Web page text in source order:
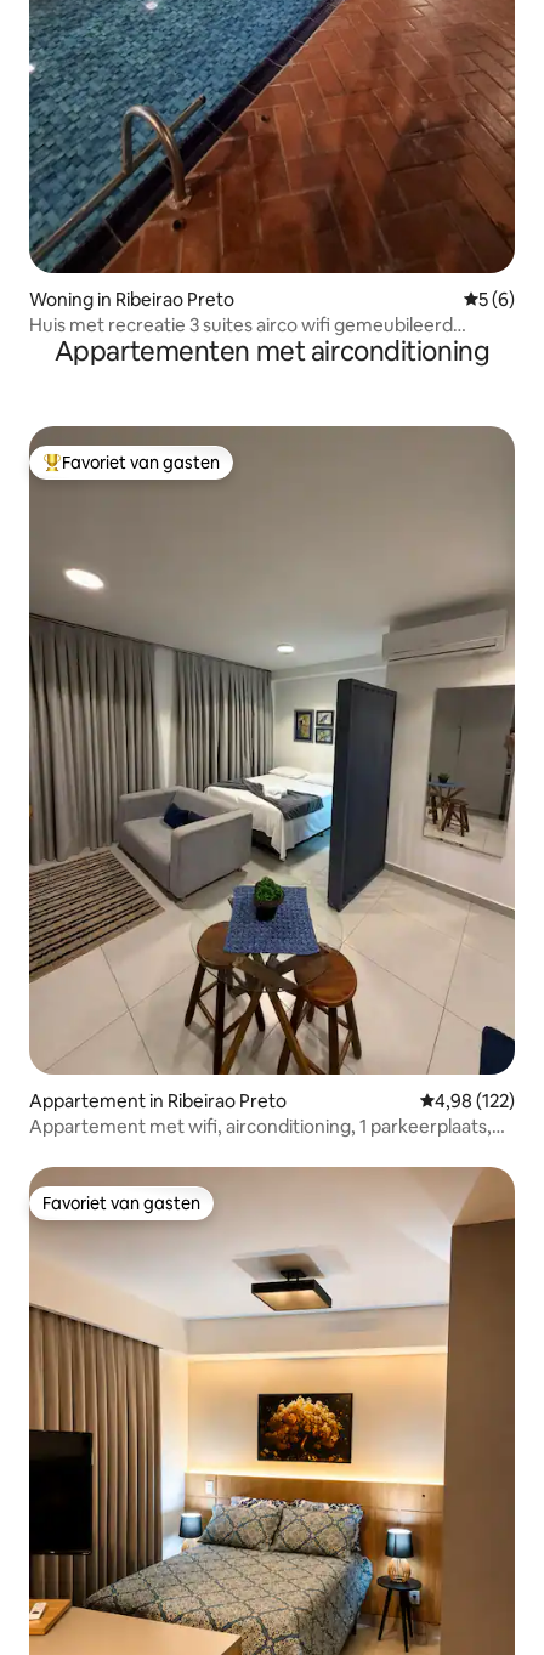
Woning in Ribeirao Preto
5 (6)
Huis met recreatie 3 suites airco wifi gemeubileerd
Agrishow
Appartementen met airconditioning
Topfavoriet van gasten
Favoriet van gasten
Appartement in Ribeirao Preto Gemiddelde
4,98 (122)
Appartement met wifi, airconditioning, 1 parkeerplaats,
Favoriet van gasten
Favoriet van gasten